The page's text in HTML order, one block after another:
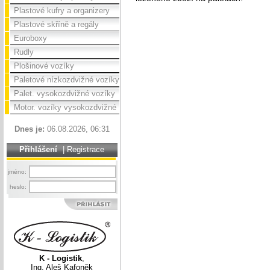
Plastové kufry a organizery
Plastové skříně a regály
Euroboxy
Rudly
Plošinové vozíky
Paletové nízkozdvižné vozíky
Palet. vysokozdvižné vozíky
Motor. vozíky vysokozdvižné
Dnes je: 06.08.2026, 06:31
Přihlášení |Registrace
jméno:
heslo:
K - Logistik,
Ing. Aleš Kafoněk